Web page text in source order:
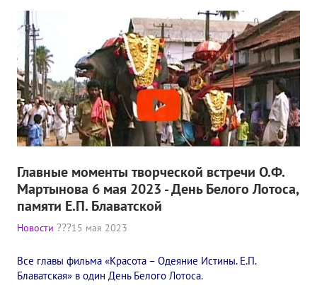
Международный художественный Конкурс, посвященный Елене
Международный поэтический Конкурс «Елене Петровне
Международный музыкальный Конкурс, посвященный Елене
Выставка «Книжная экспедиция»
Авторское кино Олега Мартынова
Конкурс городов России на право проведения
Памятник Е.П. Блаватской
Олимпиада культуры под Знаменем Мира
МЕЖДУНАРОДНЫЙ ЦЕНТР ТЕОСОФИИ
Главные моменты творческой встречи О.Ф.
Мартынова 6 мая 2023 - День Белого Лотоса,
памяти Е.П. Блаватской
Новости 15 мая 2023
Все главы фильма «Красота – Одеяние Истины. Е.П.
Блаватская» в один День Белого Лотоса.